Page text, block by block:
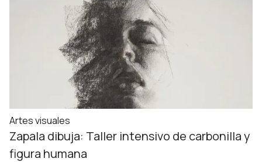
Artes visuales
Zapala dibuja: Taller intensivo de carbonilla y
figura humana